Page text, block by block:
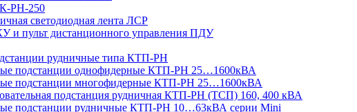
РН-250
светодиодная лента ЛСР
и пульт дистанционного управления ПДУ
рудничные типа КТП-РН
подстанции однофидерные КТП-РН 25…1600кВА
подстанции многофидерные КТП-РН 25…1600кВА
подстанция рудничная КТП-РН (ТСП) 160, 400 кВА
подстанции рудничные КТП-РН 10…63кВА серии Mini